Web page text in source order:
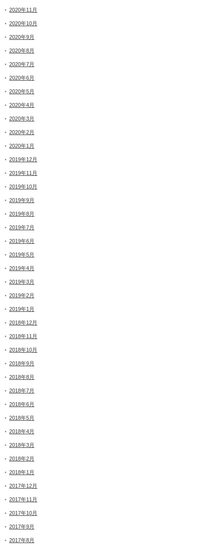
2020年11月
2020年10月
2020年9月
2020年8月
2020年7月
2020年6月
2020年5月
2020年4月
2020年3月
2020年2月
2020年1月
2019年12月
2019年11月
2019年10月
2019年9月
2019年8月
2019年7月
2019年6月
2019年5月
2019年4月
2019年3月
2019年2月
2019年1月
2018年12月
2018年11月
2018年10月
2018年9月
2018年8月
2018年7月
2018年6月
2018年5月
2018年4月
2018年3月
2018年2月
2018年1月
2017年12月
2017年11月
2017年10月
2017年9月
2017年8月